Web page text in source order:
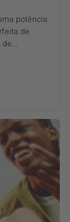
potência
de